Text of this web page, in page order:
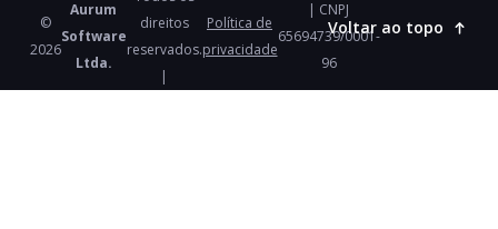
©
2026
Aurum
Software
Ltda.
direitos
reservados.
|
Política de
privacidade
| CNPJ
65694739/0001-
96
Voltar ao topo